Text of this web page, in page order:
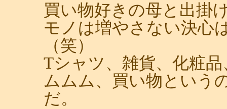
買い物好きの母と出掛
モノは増やさない決心
（笑）
Tシャツ、雑貨、化粧
ムムム、買い物という
だ。